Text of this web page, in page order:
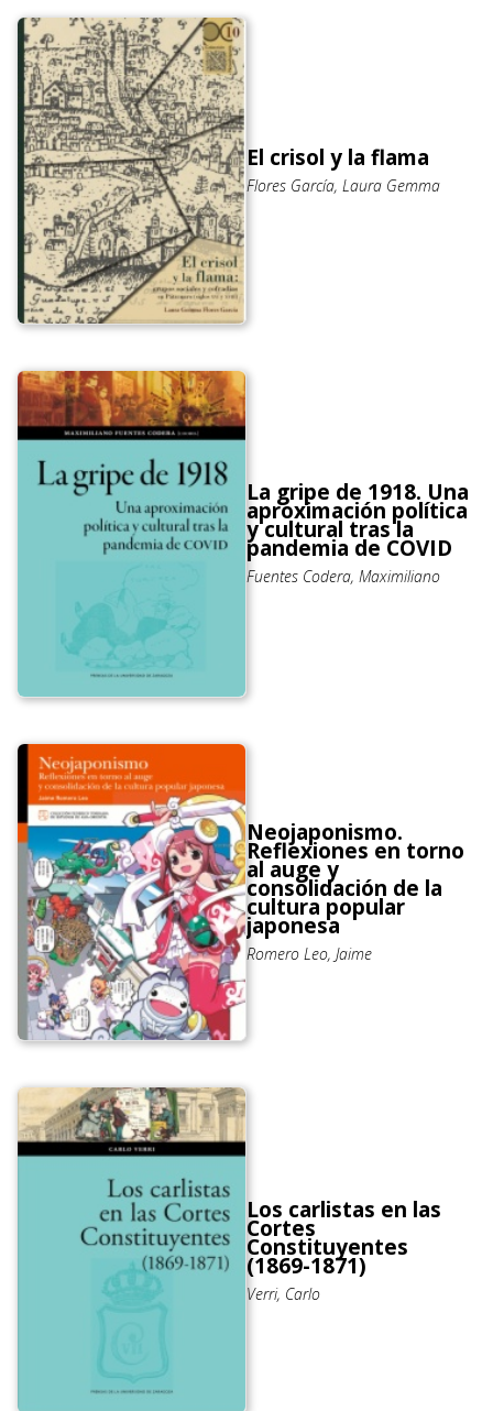
El crisol y la flama
Flores García, Laura Gemma
La gripe de 1918. Una
aproximación política
y cultural tras la
pandemia de COVID
Fuentes Codera, Maximiliano
Neojaponismo.
Reflexiones en torno
al auge y
consolidación de la
cultura popular
japonesa
Romero Leo, Jaime
Los carlistas en las
Cortes
Constituyentes
(1869-1871)
Verri, Carlo